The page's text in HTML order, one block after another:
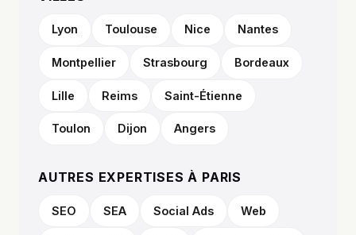
Lyon Toulouse Nice Nantes
Montpellier Strasbourg Bordeaux
Lille Reims Saint-Étienne
Toulon Dijon Angers
AUTRES EXPERTISES À PARIS
SEO SEA Social Ads Web